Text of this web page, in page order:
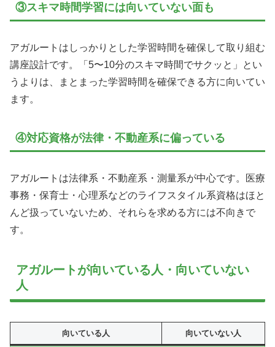
③スキマ時間学習には向いていない面も
アガルートはしっかりとした学習時間を確保して取り組む
講座設計です。「5〜10分のスキマ時間でサクッと」とい
うよりは、まとまった学習時間を確保できる方に向いてい
ます。
④対応資格が法律・不動産系に偏っている
アガルートは法律系・不動産系・測量系が中心です。医療
事務・保育士・心理系などのライフスタイル系資格はほと
んど扱っていないため、それらを求める方には不向きで
す。
アガルートが向いている人・向いていない
人
向いている人 向いていない人